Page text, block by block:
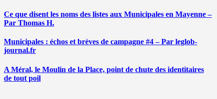
Ce que disent les noms des listes aux Municipales en Mayenne –
Par Thomas H.
Municipales : échos et brèves de campagne #4 – Par leglob-
journal.fr
A Méral, le Moulin de la Place, point de chute des identitaires
de tout poil